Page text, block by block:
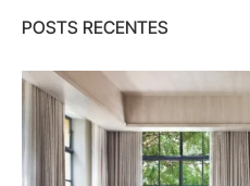
POSTS RECENTES